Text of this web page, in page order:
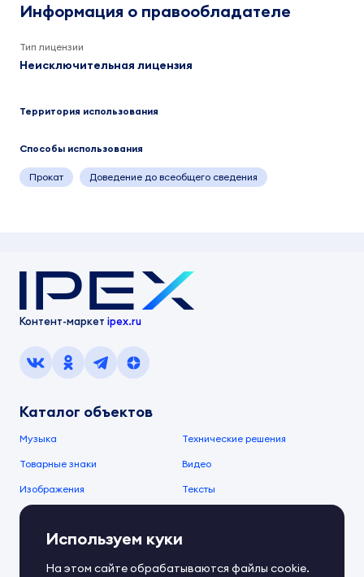
Информация о правообладателе
Тип лицензии
Неисключительная лицензия
Территория использования
Способы использования
Прокат Доведение до всеобщего сведения
Контент-маркет ipex.ru
Каталог объектов
Музыка Технические решения
Товарные знаки Видео
Изображения Тексты
О компании
О сервисе
Документы IPEX Справочный центр
Используем куки
На этом сайте обрабатываются файлы cookie.